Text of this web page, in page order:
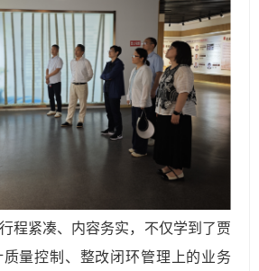
程紧凑、内容务实，不仅学到了贾
量控制、整改闭环管理上的业务